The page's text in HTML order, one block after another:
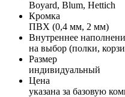
Boyard, Blum, Hettich
Кромка
ПВХ (0,4 мм, 2 мм)
Внутреннее
на выбор (полки,
Размер
индивидуальный
Цена
указана за базовую